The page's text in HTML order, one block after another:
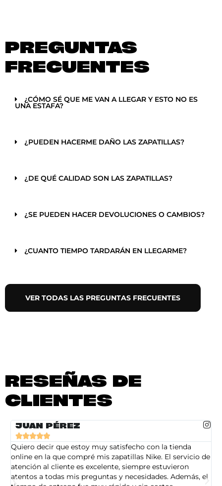
PREGUNTAS
FRECUENTES
¿CÓMO SÉ QUE ME VAN A LLEGAR Y ESTO NO ES
UNA ESTAFA?
¿PUEDEN HACERME DAÑO LAS ZAPATILLAS?
¿DE QUÉ CALIDAD SON LAS ZAPATILLAS?
¿SE PUEDEN HACER DEVOLUCIONES O CAMBIOS?
¿CUANTO TIEMPO TARDARÁN EN LLEGARME?
VER TODAS LAS PREGUNTAS FRECUENTES
RESEÑAS DE
CLIENTES
JUAN PÉREZ

Quiero decir que estoy muy satisfecho con la tienda
online en la que compré mis zapatillas Nike. El servicio de
atención al cliente es excelente, siempre estuvieron
atentos a todas mis preguntas y necesidades. Además, el